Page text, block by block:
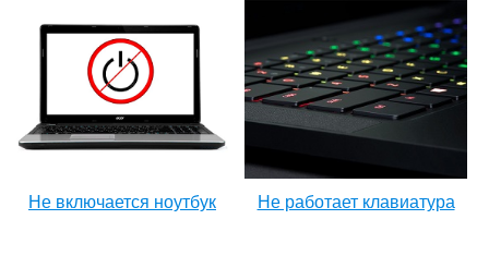
Не включается ноутбук Не работает клавиатура